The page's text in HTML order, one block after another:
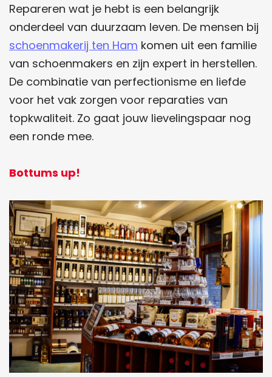
Repareren wat je hebt is een belangrijk
onderdeel van duurzaam leven. De mensen bij
schoenmakerij ten Ham komen uit een familie
van schoenmakers en zijn expert in herstellen.
De combinatie van perfectionisme en liefde
voor het vak zorgen voor reparaties van
topkwaliteit. Zo gaat jouw lievelingspaar nog
een ronde mee.
Bottums up!